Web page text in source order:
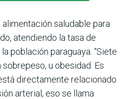
saludable para
atendiendo la tasa de
población paraguaya. “Siete
u obesi­dad. Es
directamente rela­cionado
arterial, eso se llama